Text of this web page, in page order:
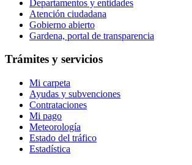
Departamentos y entidades
Atención ciudadana
Gobierno abierto
Gardena, portal de transparencia
Trámites y servicios
Mi carpeta
Ayudas y subvenciones
Contrataciones
Mi pago
Meteorología
Estado del tráfico
Estadística